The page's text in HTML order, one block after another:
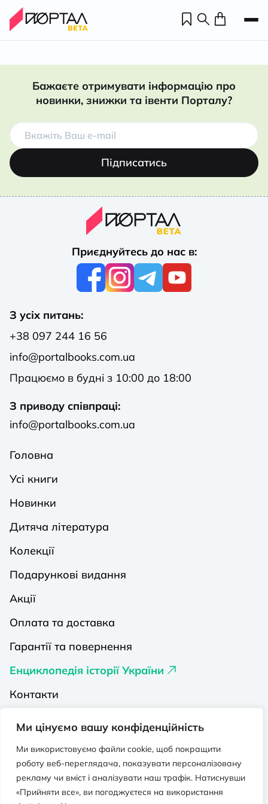
Ми цінуємо вашу конфіденційність
Ми використовуємо файли cookie, щоб покращити
роботу веб-переглядача, показувати персоналізовану
рекламу чи вміст і аналізувати наш трафік. Натиснувши
«Прийняти все», ви погоджуєтеся на використання
Бажаєте отримувати інформацію про
новинки, знижки та івенти Порталу?
Підписатись
Приєднуйтесь до нас в:
З усіх питань:
+38 097 244 16 56
info@portalbooks.com.ua
Працюємо в будні з 10:00 до 18:00
З приводу співпраці:
info@portalbooks.com.ua
Головна
Усі книги
Новинки
Дитяча література
Колекції
Подарункові видання
Акції
Оплата та доставка
Гарантії та повернення
Енциклопедія історії України
Контакти
Видавництва на Порталі
Політика конфіденційності
Публічна оферта